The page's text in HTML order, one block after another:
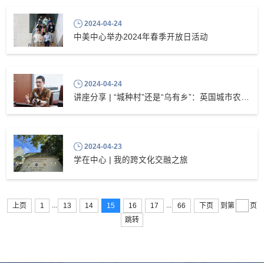
2024-04-24
中美中心举办2024年春季开放日活动
2024-04-24
讲座分享 | “城种村”还是“乌有乡”：英国城市农业及其对城市-食物系统的环境、健康、韧性影响评估
2024-04-23
学在中心 | 我的跨文化交融之旅
上页 1 13 14 15 16 17 66 下页 到第
页
跳转